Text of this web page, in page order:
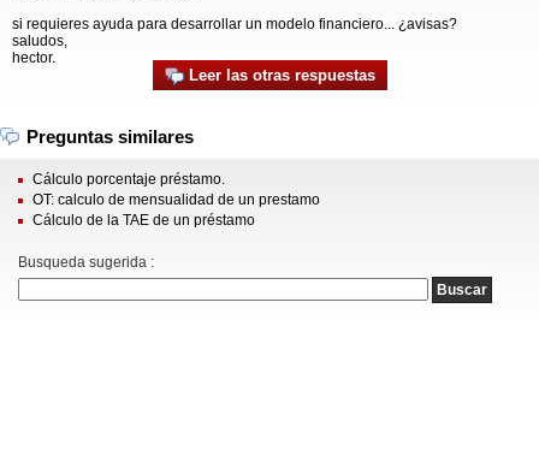
si requieres ayuda para desarrollar un modelo financiero... ¿avisas?
saludos,
hector.
Leer las otras respuestas
Preguntas similares
Cálculo porcentaje préstamo.
OT: calculo de mensualidad de un prestamo
Cálculo de la TAE de un préstamo
Busqueda sugerida :